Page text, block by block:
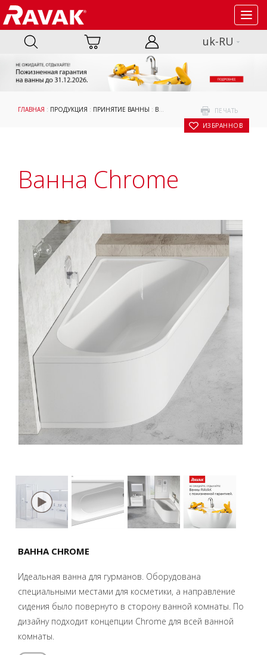
uk-RU
ПЕЧАТЬ
В ИЗБРАННОЕ
ГЛАВНАЯ : ПРОДУКЦИЯ : ПРИНЯТИЕ ВАННЫ : ВАННЫ АСИММЕТРИЧНЫЕ ВАННЫ
Ванна Chrome
ВАННА CHROME
Идеальная ванна для гурманов. Оборудована
специальными местами для косметики, а направление
сидения было повернуто в сторону ванной комнаты. По
дизайну подходит концепции Chrome для всей ванной
комнаты.